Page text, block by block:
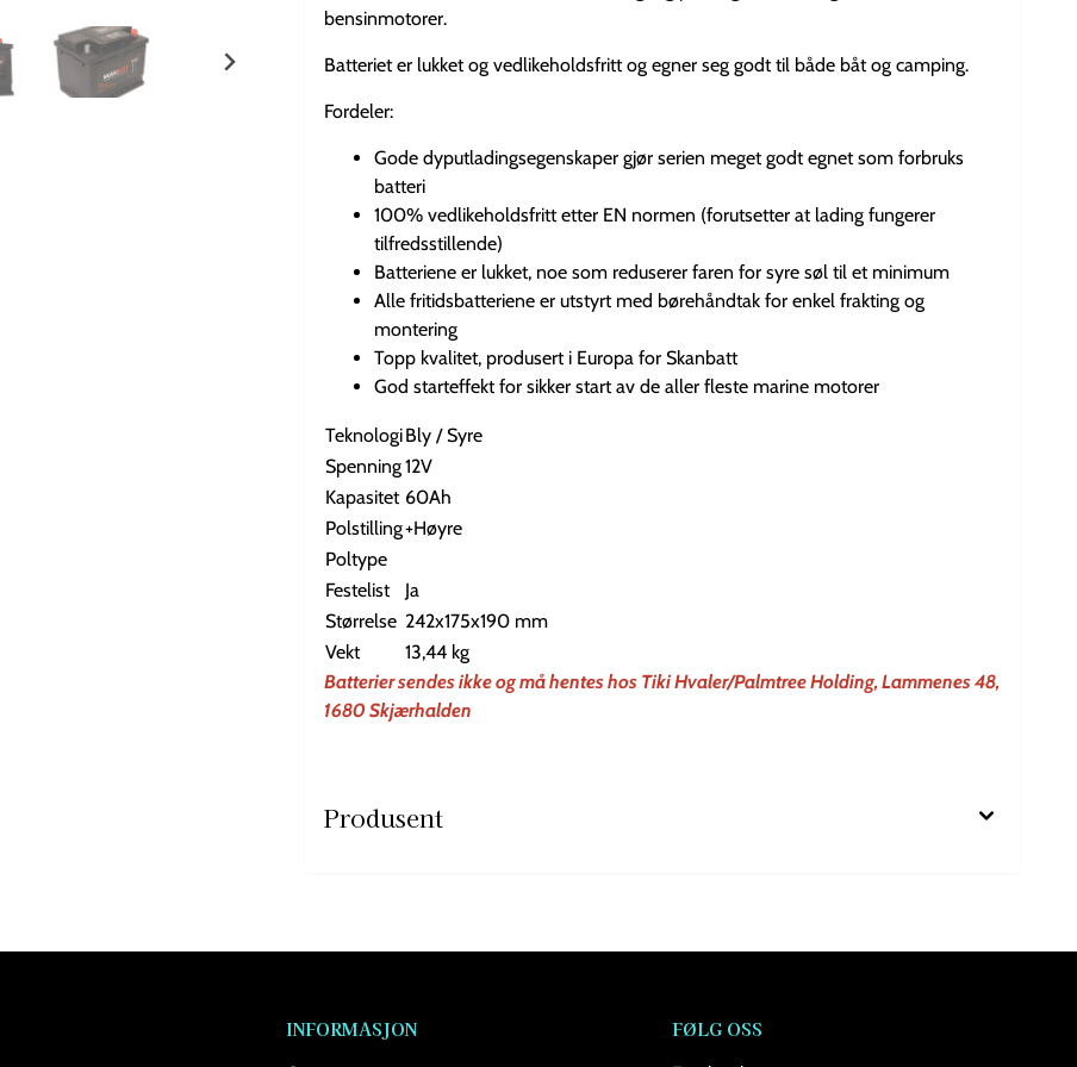
bensinmotorer.
Batteriet er lukket og vedlikeholdsfritt og egner seg godt til både båt og camping.
Fordeler:
Gode dyputladingsegenskaper gjør serien meget godt egnet som forbruks
batteri
100% vedlikeholdsfritt etter EN normen (forutsetter at lading fungerer
tilfredsstillende)
Batteriene er lukket, noe som reduserer faren for syre søl til et minimum
Alle fritidsbatteriene er utstyrt med børehåndtak for enkel frakting og
montering
Topp kvalitet, produsert i Europa for Skanbatt
God starteffekt for sikker start av de aller fleste marine motorer
TeknologiBly / Syre
Spenning12V
Kapasitet 60Ah
Polstilling+Høyre
Poltype
Festelist
Ja
Størrelse 242x175x190 mm
Vekt
13,44 kg
Batterier sendes ikke og må hentes hos Tiki Hvaler/Palmtree Holding, Lammenes 48,
1680 Skjærhalden
Produsent
INFORMASJON FØLG OSS